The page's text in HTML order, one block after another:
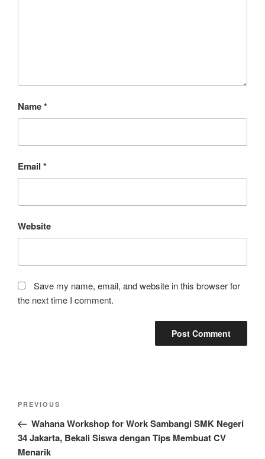
Name*
Email *
Website
Save my name, email, and website in this browser for
the next time I comment.
Post
Previous
Post
PREVIOUS
Wahana Workshop for Work Sambangi SMK Negeri
34 Jakarta, Bekali Siswa dengan Tips Membuat CV
Menarik